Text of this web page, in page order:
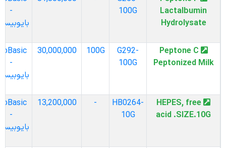
Lactalbumin
Hydrolysate
100G
Peptone C
Peptonized Milk
G292-
100G
100G
30,000,000
HEPES, free
acid .SIZE.10G
HB0264-
10G
13,200,000